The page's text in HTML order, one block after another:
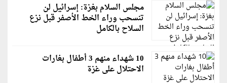
مجلس السلام بغزة: إسرائيل لن
تنسحب وراء الخط الأصفر قبل نزع
السلاح بالكامل
10 شهداء منهم 3 أطفال بغارات
الاحتلال على غزة